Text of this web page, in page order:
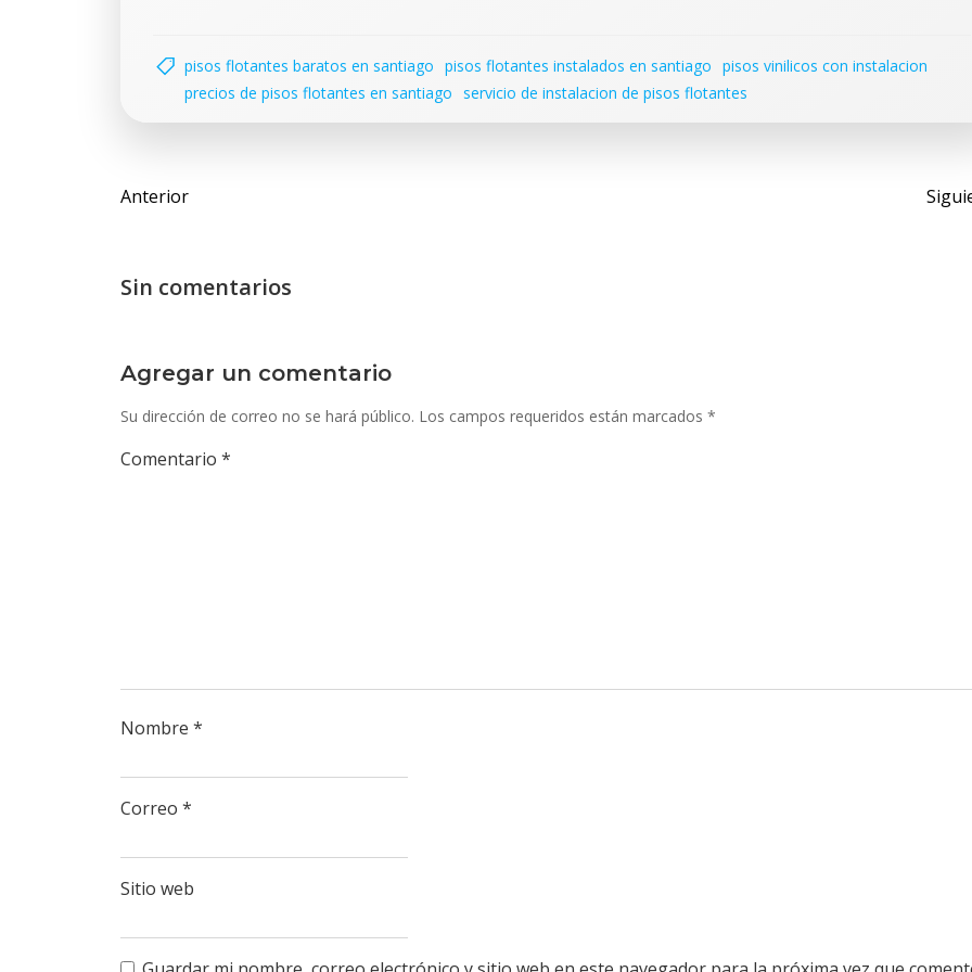
pisos flotantes baratos en santiago pisos flotantes instalados en santiago pisos vinilicos con instalacion
precios de pisos flotantes en santiago servicio de instalacion de pisos flotantes
Navegación
de
Anterior
de
Sin comentarios
Agregar un comentario
Su dirección de correo no se hará público. Los campos requeridos están marcados *
Comentario *
Nombre *
Correo *
Sitio web